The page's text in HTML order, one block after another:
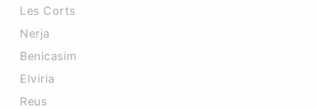
Les Corts
Nerja
Benicasim
Elviria
Reus